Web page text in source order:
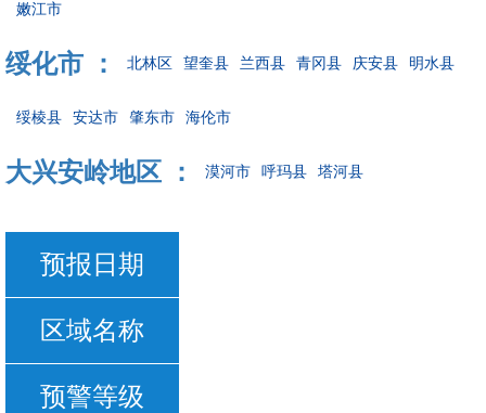
嫩江市
绥化市 ： 北林区 望奎县 兰西县 青冈县 庆安县 明水县
绥棱县 安达市 肇东市 海伦市
大兴安岭地区 ： 漠河市 呼玛县 塔河县
预报日期
区域名称
预警等级